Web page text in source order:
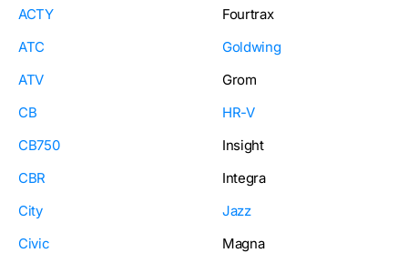
ACTY
ATC
ATV
CB
CB750
CBR
City
Civic
Fourtrax
Goldwing
Grom
HR-V
Insight
Integra
Jazz
Magna